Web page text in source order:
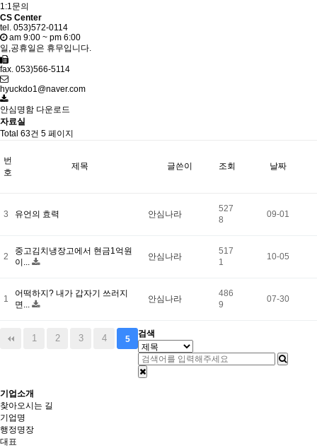
1:1문의
CS Center
tel. 053)572-0114
am 9:00 ~ pm 6:00
일,공휴일은 휴무입니다.
fax. 053)566-5114
hyuckdo1@naver.com
안심명함 다운로드
자료실
Total 63건 5 페이지
번
호
제목 글쓴이 조회 날짜
3 유언의 효력 안심나라
527
8
09-01
2
중고김치냉장고에서 현금1억원
이...
안심나라
517
1
10-05
1
어떡하지? 내가 갑자기 쓰러지
면...
안심나라
486
9
07-30
1 2 3 4 5
검색
기업소개
찾아오시는 길
기업명
행정명장
대표